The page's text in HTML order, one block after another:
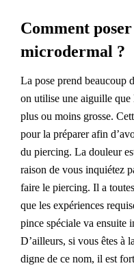
Comment
microdermal ?
La pose prend beaucoup
on utilise une aiguille que
plus ou moins grosse.
pour la préparer afin
du piercing. La douleur
raison de vous inquiétez
faire le piercing. Il a toute
que les expériences
pince spéciale va ensuite
D’ailleurs, si vous êtes à
digne de ce nom, il est